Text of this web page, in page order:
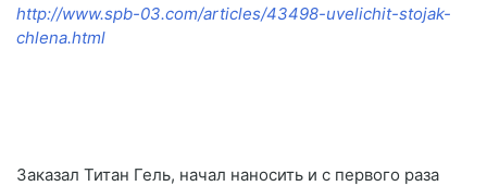
http://www.spb-03.com/articles/43498-uvelichit-stojak-
chlena.html
Заказал Титан Гель, начал наносить и с первого раза